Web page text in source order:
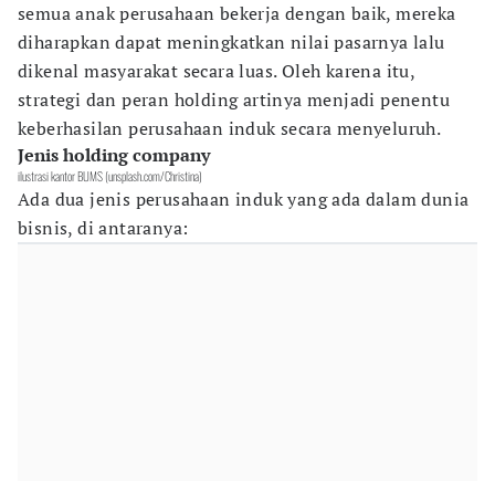
semua anak perusahaan bekerja dengan baik, mereka
diharapkan dapat meningkatkan nilai pasarnya lalu
dikenal masyarakat secara luas. Oleh karena itu,
strategi dan peran holding artinya menjadi penentu
keberhasilan perusahaan induk secara menyeluruh.
Jenis holding company
ilustrasi kantor BUMS (unsplash.com/Christina)
Ada dua jenis perusahaan induk yang ada dalam dunia
bisnis, di antaranya: